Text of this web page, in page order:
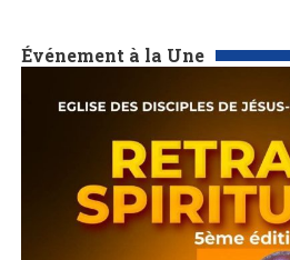
Événement à la Une